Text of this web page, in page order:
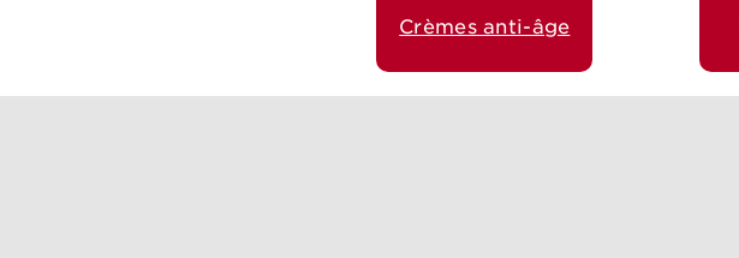
Crèmes anti-âge